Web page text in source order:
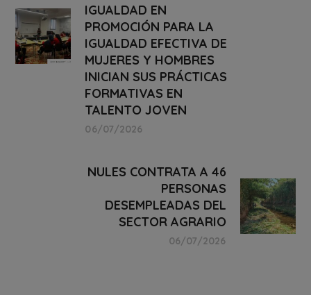
IGUALDAD EN
PROMOCIÓN PARA LA
IGUALDAD EFECTIVA DE
MUJERES Y HOMBRES
INICIAN SUS PRÁCTICAS
FORMATIVAS EN
TALENTO JOVEN
06/07/2026
NULES CONTRATA A 46
PERSONAS
DESEMPLEADAS DEL
SECTOR AGRARIO
06/07/2026